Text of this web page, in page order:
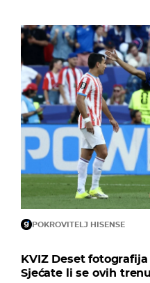
POKROVITELJ HISENSE
KVIZ Deset
Sjećate li se ovih